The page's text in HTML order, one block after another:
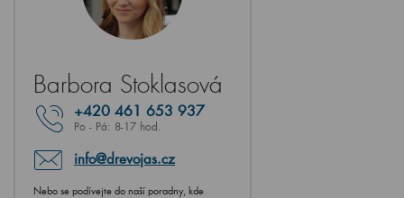
Barbora Stoklasová
+420 461 653 937
Po - Pá: 8-17 hod.
info@drevojas.cz
Nebo se podívejte do naší poradny, kde